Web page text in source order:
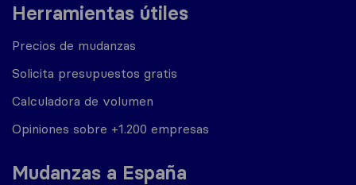
Herramientas útiles
Precios de mudanzas
Solicita presupuestos gratis
Calculadora de volumen
Opiniones sobre +1.200 empresas
Mudanzas a España